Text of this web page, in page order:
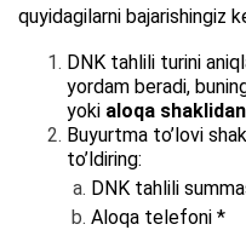
quyidagilarni bajarishingiz
DNK tahlili turini
yordam beradi,
yoki aloqa
Buyurtma to’lovi
to’ldiring:
DNK tahlili
Aloqa telefoni *